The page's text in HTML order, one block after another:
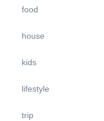
food
house
kids
lifestyle
trip